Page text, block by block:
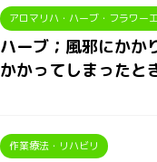
アロマリハ・ハーブ・フラワー
ハーブ；風邪にかか
かかってしまったと
作業療法・リハビリ